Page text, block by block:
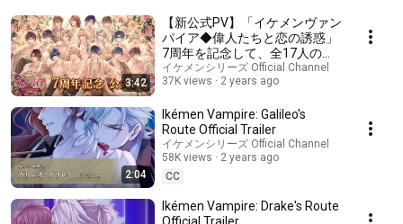
3:42
【新公式PV】「イケメンヴァン
パイア◆偉人たちと恋の誘惑」
7周年を記念して、全17人の彼
が登場するPVが公開！
イケメンシリーズ Official Channel
37K views
2 years ago
2:04
Ikémen Vampire: Galileo's
Route Official Trailer
イケメンシリーズ Official Channel
58K views
2 years ago
CC
Ikémen Vampire: Drake's Route
Official Trailer